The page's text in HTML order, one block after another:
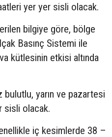
yer yer sisli olacak.
bilgiye göre, bölge
Basınç Sistemi ile
kütlesinin etkisi altında
bulutlu, yarın ve pazartesi
sisli olacak.
iç kesimlerde 38 –